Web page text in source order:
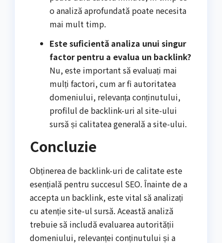
o analiză aprofundată poate necesita
mai mult timp.
Este suficientă analiza unui singur
factor pentru a evalua un backlink?
Nu, este important să evaluați mai
mulți factori, cum ar fi autoritatea
domeniului, relevanța conținutului,
profilul de backlink-uri al site-ului
sursă și calitatea generală a site-ului.
Concluzie
Obținerea de backlink-uri de calitate este
esențială pentru succesul SEO. Înainte de a
accepta un backlink, este vital să analizați
cu atenție site-ul sursă. Această analiză
trebuie să includă evaluarea autorității
domeniului, relevanței conținutului și a